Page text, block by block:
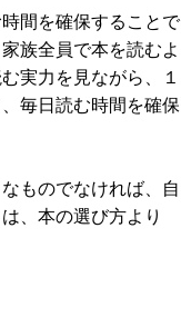
間を確保することで
族全員で本を読むよ
実力を見ながら、１
毎日読む時間を確保
ものでなければ、自
、本の選び方より